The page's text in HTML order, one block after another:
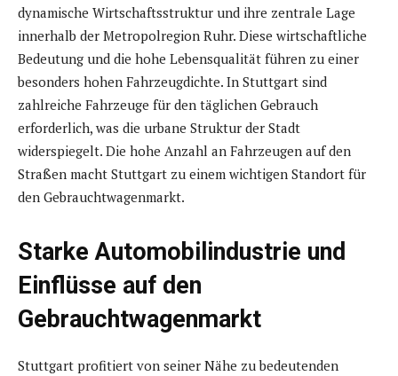
dynamische Wirtschaftsstruktur und ihre zentrale Lage
innerhalb der Metropolregion Ruhr. Diese wirtschaftliche
Bedeutung und die hohe Lebensqualität führen zu einer
besonders hohen Fahrzeugdichte. In Stuttgart sind
zahlreiche Fahrzeuge für den täglichen Gebrauch
erforderlich, was die urbane Struktur der Stadt
widerspiegelt. Die hohe Anzahl an Fahrzeugen auf den
Straßen macht Stuttgart zu einem wichtigen Standort für
den Gebrauchtwagenmarkt.
Starke Automobilindustrie und
Einflüsse auf den
Gebrauchtwagenmarkt
Stuttgart profitiert von seiner Nähe zu bedeutenden